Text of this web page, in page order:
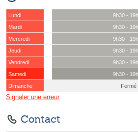
Lundi
9h30 -
Mardi
9h30 -
Mercredi
9h30 -
Jeudi
9h30 -
Vendredi
9h30 -
Samedi
9h30 -
Dimanche
Fermé
Signaler une erreur
Contact